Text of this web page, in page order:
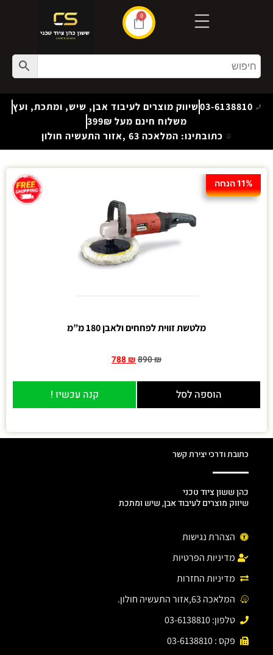
0
03-6138810שיווק מוצרים לעיבוד אבן, שיש, ומתכת, ועץ
משלוח חינם מעל 399₪
כתובתינו: המלאכה 63 ,אזור התעשיה חולון
11% הנחה
מלטשת זווית לפחחים ולאבן 180 מ”מ
890₪
788₪
הוספה לסל קנה עכשיו !
כתובת ודרכי יצירת קשר
כהן ששון ציוד טכני
שיווק מוצרים לעיבוד אבן, שיש ומתכת
הצהרת נגישות
מדיניות הפרטיות
מדיניות החזרות
המלאכה 63,אזור התעשיה חולון.
טלפון: 03-6138810
פקס : 03-6138810